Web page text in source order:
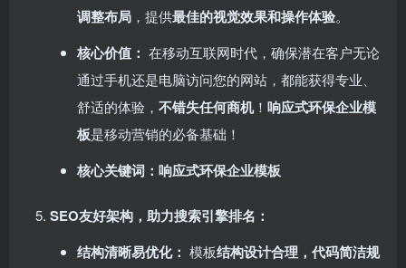
调整布局 ，提供最佳的视觉效果和操作体验。
核心价值：​ 在移动互联网时代，确保潜在客户无论
通过手机还是电脑访问您的网站，都能获得专业、
舒适的体验，​ 不错失任何商机！​ 响应式环保企业模
板是移动营销的必备基础！
核心关键词：响应式环保企业模板
SEO友好架构，助力搜索引擎排名：​
结构清晰易优化：​ 模板结构设计合理，代码简洁规